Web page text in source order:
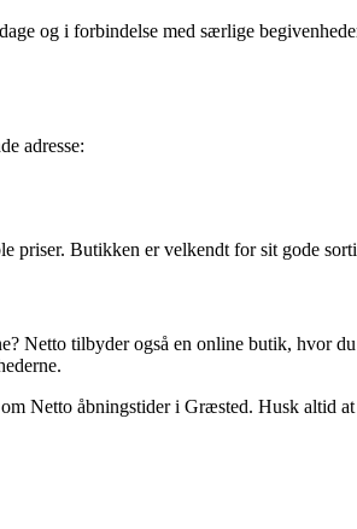
og i forbindelse med særlige
adresse:
Butikken er velkendt for sit gode
Netto tilbyder også en online butik, hvor
Netto åbningstider i Græsted. Husk altid